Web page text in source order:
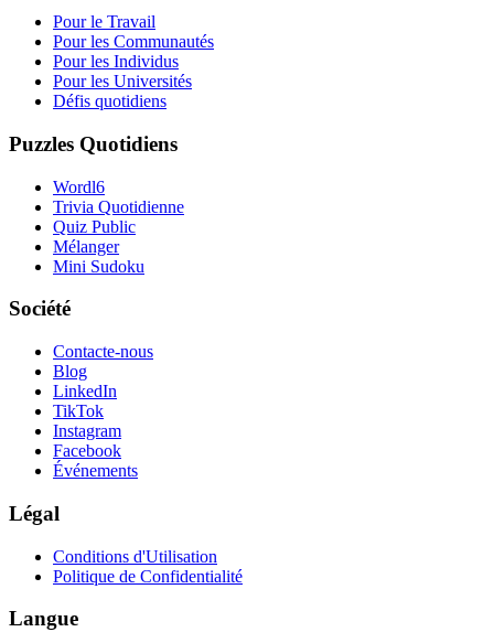
Pour le Travail
Pour les Communautés
Pour les Individus
Pour les Universités
Défis quotidiens
Puzzles Quotidiens
Wordl6
Trivia Quotidienne
Quiz Public
Mélanger
Mini Sudoku
Société
Contacte-nous
Blog
LinkedIn
TikTok
Instagram
Facebook
Événements
Légal
Conditions d'Utilisation
Politique de Confidentialité
Langue